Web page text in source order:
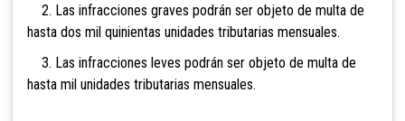
2. Las infracciones graves podrán ser objeto de multa de
hasta dos mil quinientas unidades tributarias mensuales.
3. Las infracciones leves podrán ser objeto de multa de
hasta mil unidades tributarias mensuales.